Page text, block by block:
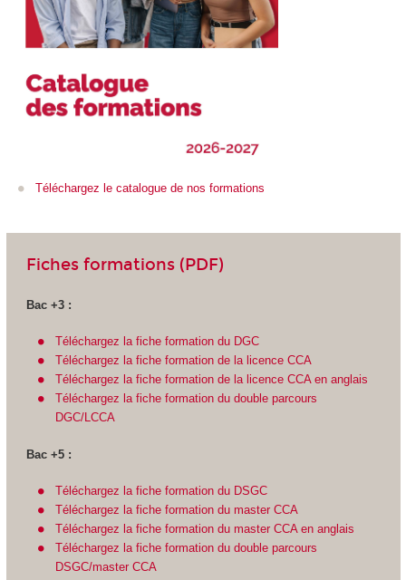
Téléchargez le catalogue de nos formations
Fiches formations (PDF)
Bac +3 :
Téléchargez la fiche formation du DGC
Téléchargez la fiche formation de la licence CCA
Téléchargez la fiche formation de la licence CCA en anglais
Téléchargez la fiche formation du double parcours
DGC/LCCA
Bac +5 :
Téléchargez la fiche formation du DSGC
Téléchargez la fiche formation du master CCA
Téléchargez la fiche formation du master CCA en anglais
Téléchargez la fiche formation du double parcours
DSGC/master CCA